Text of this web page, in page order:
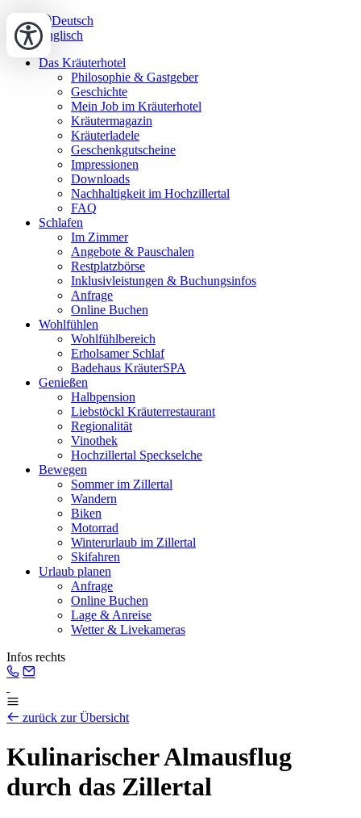
Deutsch
Englisch
Das Kräuterhotel
Philosophie & Gastgeber
Geschichte
Mein Job im Kräuterhotel
Kräutermagazin
Kräuterladele
Geschenkgutscheine
Impressionen
Downloads
Nachhaltigkeit im Hochzillertal
FAQ
Schlafen
Im Zimmer
Angebote & Pauschalen
Restplatzbörse
Inklusivleistungen & Buchungsinfos
Anfrage
Online Buchen
Wohlfühlen
Wohlfühlbereich
Erholsamer Schlaf
Badehaus KräuterSPA
Genießen
Halbpension
Liebstöckl Kräuterrestaurant
Regionalität
Vinothek
Hochzillertal Speckselche
Bewegen
Sommer im Zillertal
Wandern
Biken
Motorrad
Winterurlaub im Zillertal
Skifahren
Urlaub planen
Anfrage
Online Buchen
Lage & Anreise
Wetter & Livekameras
Infos rechts
zurück zur Übersicht
Kulinarischer Almausflug
durch das Zillertal